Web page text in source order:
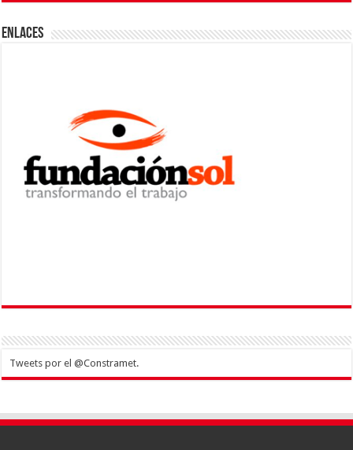
ENLACES
Tweets por el @Constramet.